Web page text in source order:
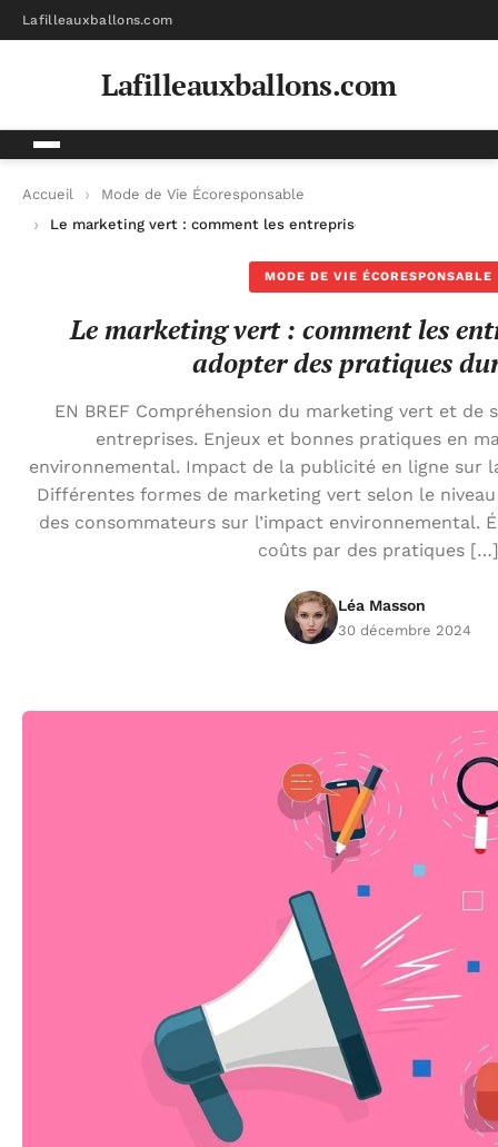
Lafilleauxballons.com
Lafilleauxballons.com
Accueil
Mode de Vie Écoresponsable
Le marketing vert : comment les entreprises peuvent
MODE DE VIE ÉCORESPONSABLE
Le marketing vert : comment les
adopter des pratiques
EN BREF Compréhension du marketing vert et de
entreprises. Enjeux et bonnes pratiques en
environnemental. Impact de la publicité en ligne sur
Différentes formes de marketing vert selon le niveau
des consommateurs sur l’impact environnemental.
coûts par des pratiques […]
Léa Masson
30 décembre 2024